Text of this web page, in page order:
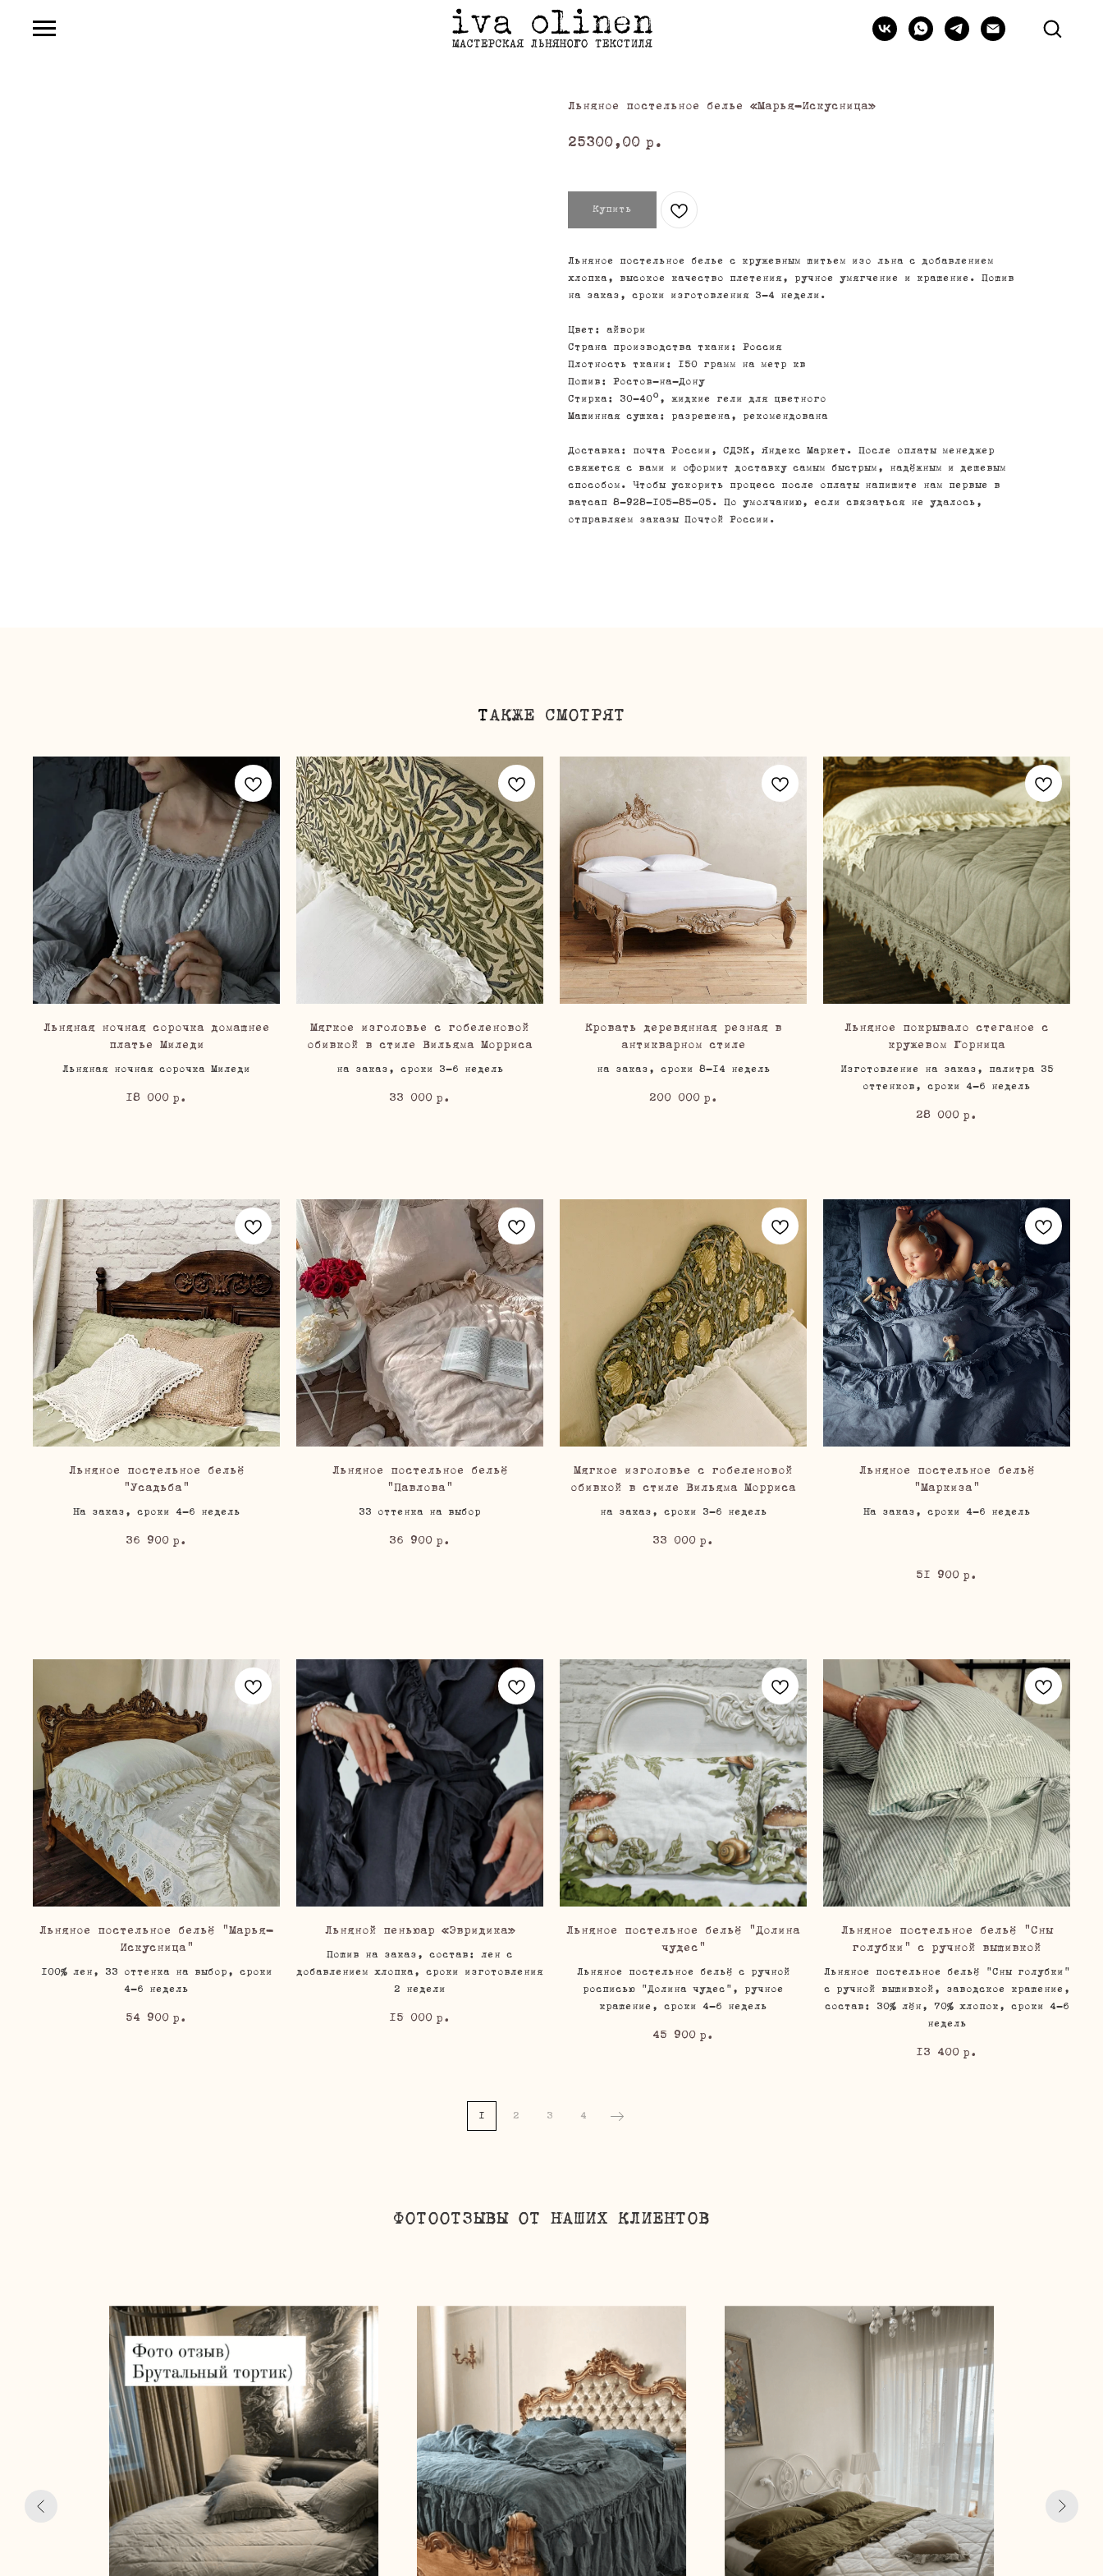
Льняное постельное белье «Марья-Искусница»
25300,00 р.
Купить
Льняное постельное белье с кружевным шитьем изо льна с добавлением
хлопка, высокое качество плетения, ручное умягчение и крашение. Пошив
на заказ, сроки изготовления 3-4 недели.
Цвет: айвори
Страна производства ткани: Россия
Плотность ткани: 150 грамм на метр кв
Пошив: Ростов-на-Дону
Стирка: 30-40°, жидкие гели для цветного
Машинная сушка: разрешена, рекомендована
Доставка: почта России, СДЭК, Яндекс Маркет. После оплаты менеджер
свяжется с вами и оформит доставку самым быстрым, надёжным и дешевым
способом. Чтобы ускорить процесс после оплаты напишите нам первые в
ватсап 8-928-105-85-05. По умолчанию, если связаться не удалось,
отправляем заказы Почтой России.
ТАКЖЕ СМОТРЯТ
Льняная ночная сорочка домашнее
платье Миледи
Льняная ночная сорочка Миледи
18 000 р.
Мягкое изголовье с гобеленовой
обивкой в стиле Вильяма Морриса
на заказ, сроки 3-6 недель
33 000 р.
Кровать деревянная резная в
антикварном стиле
на заказ, сроки 8-14 недель
200 000 р.
Льняное покрывало стеганое с
кружевом Горница
Изготовление на заказ, палитра 35
оттенков, сроки 4-6 недель
28 000 р.
Льняное постельное бельё
"Усадьба"
На заказ, сроки 4-6 недель
36 900 р.
Льняное постельное бельё
"Павлова"
33 оттенка на выбор
36 900 р.
Мягкое изголовье с гобеленовой
обивкой в стиле Вильяма Морриса
на заказ, сроки 3-6 недель
33 000 р.
Льняное постельное бельё
"Маркиза"
На заказ, сроки 4-6 недель
51 900 р.
Льняное постельное бельё "Марья-
Искусница"
100% лен, 33 оттенка на выбор, сроки
4-6 недель
54 900 р.
Льняной пеньюар «Эвридика»
Пошив на заказ, состав: лен с
добавлением хлопка, сроки изготовления
2 недели
15 000 р.
Льняное постельное бельё "Долина
чудес"
Льняное постельное бельё с ручной
росписью "Долина чудес", ручное
крашение, сроки 4-6 недель
45 900 р.
Льняное постельное бельё "Сны
голубки" с ручной вышивкой
Льняное постельное бельё "Сны голубки"
с ручной вышивкой, заводское крашение,
состав: 30% лён, 70% хлопок, сроки 4-6
недель
13 400 р.
1 2 3 4
ФОТООТЗЫВЫ ОТ НАШИХ КЛИЕНТОВ